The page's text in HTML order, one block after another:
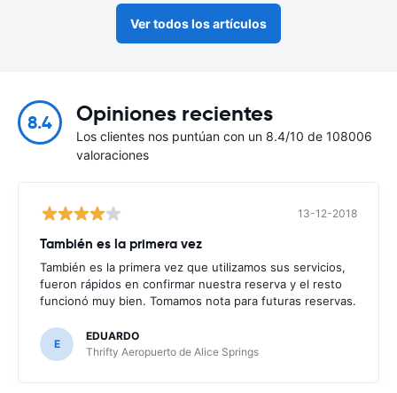
Ver todos los artículos
8.4 Opiniones recientes
Los clientes nos puntúan con un 8.4/10 de 108006
valoraciones
13-12-2018
También es la primera vez
También es la primera vez que utilizamos sus servicios,
fueron rápidos en confirmar nuestra reserva y el resto
funcionó muy bien. Tomamos nota para futuras reservas.
E
EDUARDO
Thrifty Aeropuerto de Alice Springs